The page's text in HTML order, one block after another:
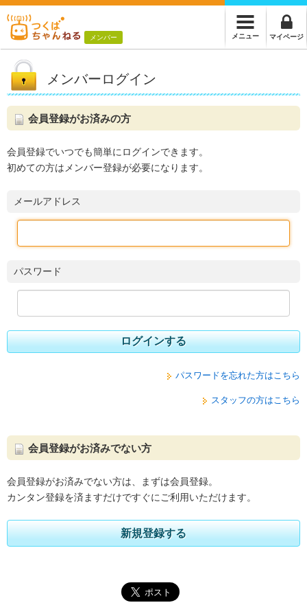
メンバー メニュー マイページ
メンバーログイン
会員登録がお済みの方
会員登録でいつでも簡単にログインできます。
初めての方はメンバー登録が必要になります。
メールアドレス
パスワード
ログインする
パスワードを忘れた方はこちら
スタッフの方はこちら
会員登録がお済みでない方
会員登録がお済みでない方は、まずは会員登録。
カンタン登録を済ますだけですぐにご利用いただけます。
新規登録する